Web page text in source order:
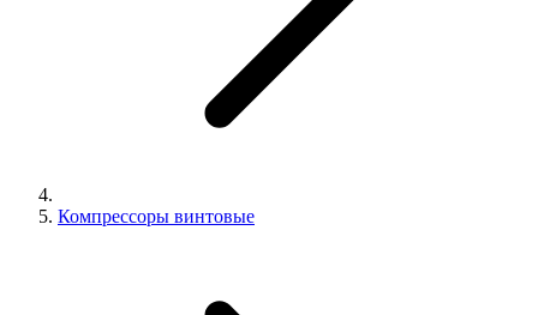
Компрессоры винтовые